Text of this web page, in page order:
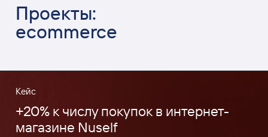
Проекты:
ecommerce
Кейс
+20% к числу покупок в интернет-
магазине Nuself